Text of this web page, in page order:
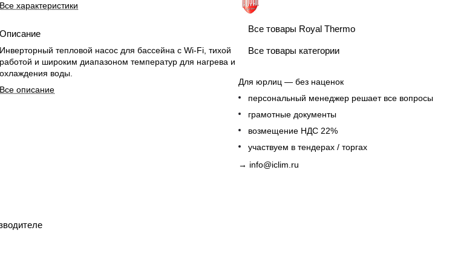
Все характеристики
Описание
Инверторный тепловой насос для бассейна с Wi-Fi, тихой
работой и широким диапазоном температур для нагрева и
охлаждения воды.
Все описание
Все товары Royal Thermo
Все товары категории
Для юрлиц — без наценок
персональный менеджер решает все вопросы
грамотные документы
возмещение НДС 22%
участвуем в тендерах / торгах
→ info@iclim.ru